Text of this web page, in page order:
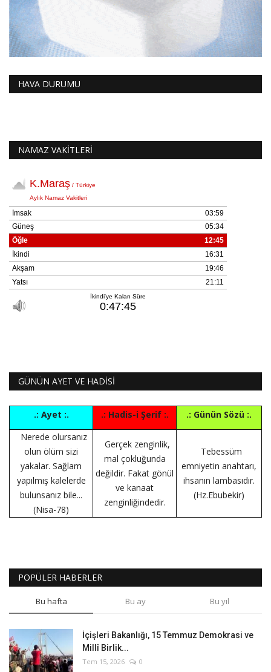
HAVA DURUMU
NAMAZ VAKİTLERİ
GÜNÜN AYET VE HADİSİ
.: Ayet :. .: Hadis-i Şerif :.
.: Günün Sözü :.
Nerede olursanız
olun ölüm sizi
yakalar. Sağlam
yapılmış kalelerde
bulunsanız bile...
(Nisa-78)
Gerçek zenginlik,
mal çokluğunda
değildir. Fakat gönül
ve kanaat
zenginliğindedir.
Tebessüm
emniyetin anahtarı,
ihsanın lambasıdır.
(Hz.Ebubekir)
POPÜLER HABERLER
Bu hafta Bu ay Bu yıl
İçişleri Bakanlığı, 15 Temmuz Demokrasi ve
Millî Birlik...
Tem 15, 2026 0